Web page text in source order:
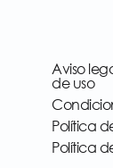
Aviso
de uso
Política
Política